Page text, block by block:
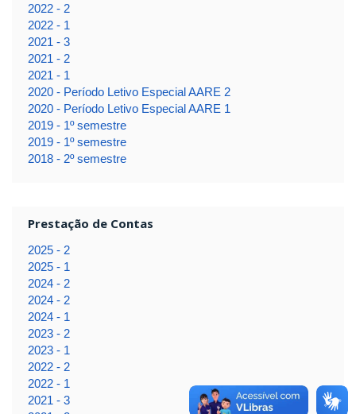
2022 - 2
2022 - 1
2021 - 3
2021 - 2
2021 - 1
2020 - Período Letivo Especial AARE 2
2020 - Período Letivo Especial AARE 1
2019 - 1º semestre
2019 - 1º semestre
2018 - 2º semestre
Prestação de Contas
2025 - 2
2025 - 1
2024 - 2
2024 - 2
2024 - 1
2023 - 2
2023 - 1
2022 - 2
2022 - 1
2021 - 3